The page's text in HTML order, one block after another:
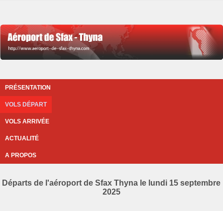
PRÉSENTATION
VOLS DÉPART
VOLS ARRIVÉE
ACTUALITÉ
A PROPOS
Départs de l'aéroport de Sfax Thyna le lundi 15 septembre
2025